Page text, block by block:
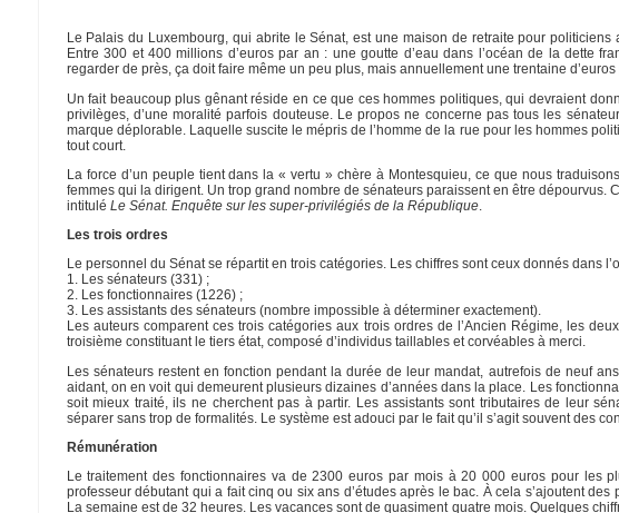
Le Palais du Luxembourg, qui abrite le Sénat, est une maison de retraite pour
Entre 300 et 400 millions d’euros par an : une goutte d’eau dans l’océan de la dette
regarder de près, ça doit faire même un peu plus, mais annuellement une trentaine
Un fait beaucoup plus gênant réside en ce que ces hommes politiques, qui devraient
privilèges, d’une moralité parfois douteuse. Le propos ne concerne pas tous les
marque déplorable. Laquelle suscite le mépris de l’homme de la rue pour les hommes
tout court.
La force d’un peuple tient dans la « vertu » chère à Montesquieu, ce que nous
femmes qui la dirigent. Un trop grand nombre de sénateurs paraissent en être dépourvus.
intitulé Le Sénat. Enquête sur les super-privilégiés de la République.
Les trois ordres
Le personnel du Sénat se répartit en trois catégories. Les chiffres sont ceux donnés dans
1. Les sénateurs (331) ;
2. Les fonctionnaires (1226) ;
3. Les assistants des sénateurs (nombre impossible à déterminer exactement).
Les auteurs comparent ces trois catégories aux trois ordres de l’Ancien Régime, les
troisième constituant le tiers état, composé d’individus taillables et corvéables à merci.
Les sénateurs restent en fonction pendant la durée de leur mandat, autrefois de neuf
aidant, on en voit qui demeurent plusieurs dizaines d’années dans la place. Les
soit mieux traité, ils ne cherchent pas à partir. Les assistants sont tributaires de leur
séparer sans trop de formalités. Le système est adouci par le fait qu’il s’agit souvent des
Rémunération
Le traitement des fonctionnaires va de 2300 euros par mois à 20 000 euros pour les
professeur débutant qui a fait cinq ou six ans d’études après le bac. À cela s’ajoutent
La semaine est de 32 heures. Les vacances sont de quasiment quatre mois. Quelques